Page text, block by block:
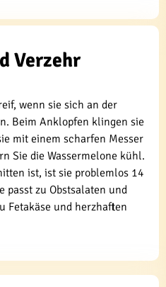
Verzehr
wenn sie sich an der
Beim Anklopfen klingen sie
mit einem scharfen Messer
Sie die Wassermelone kühl.
ist, ist sie problemlos 14
passt zu Obstsalaten und
Fetakäse und herzhaften